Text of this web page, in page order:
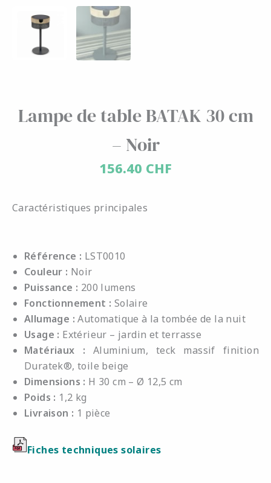
Lampe de table BATAK 30 cm
– Noir
156.40 CHF
Caractéristiques principales
Référence : LST0010
Couleur : Noir
Puissance : 200 lumens
Fonctionnement : Solaire
Allumage : Automatique à la tombée de la nuit
Usage : Extérieur – jardin et terrasse
Matériaux : Aluminium, teck massif finition
Duratek®, toile beige
Dimensions : H 30 cm – Ø 12,5 cm
Poids : 1,2 kg
Livraison : 1 pièce
Fiches techniques solaires